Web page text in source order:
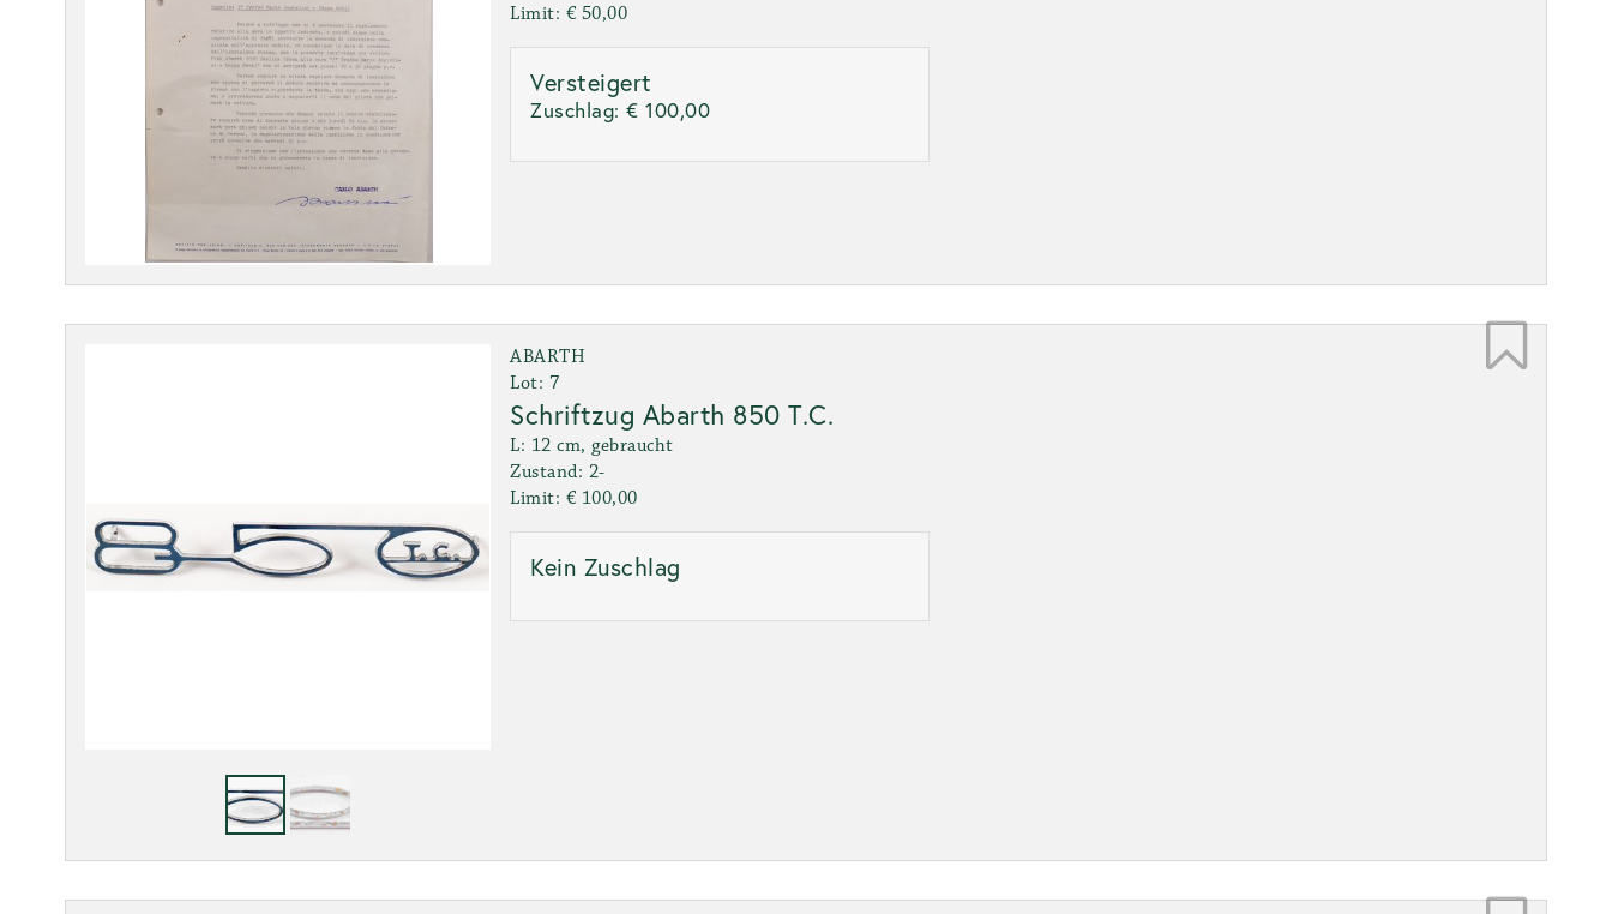
Limit: € 50,00
Versteigert
Zuschlag:€ 100,00
ABARTH
Lot: 7
Schriftzug Abarth 850 T.C.
L: 12 cm, gebraucht
Zustand: 2-
Limit: € 100,00
Kein Zuschlag